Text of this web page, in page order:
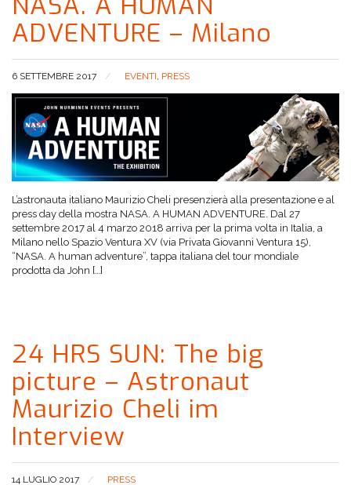
ADVENTURE – Milano
6 SETTEMBRE 2017 EVENTI PRESS
L’astronauta italiano Maurizio Cheli presenzierà alla presentazione e al
press day della mostra NASA. A HUMAN ADVENTURE. Dal 27
settembre 2017 al 4 marzo 2018 arriva per la prima volta in Italia, a
Milano nello Spazio Ventura XV (via Privata Giovanni Ventura 15),
“NASA. A human adventure”, tappa italiana del tour mondiale
prodotta da John […]
24 HRS SUN: The big
picture – Astronaut
Maurizio Cheli im
Interview
14 LUGLIO 2017 PRESS